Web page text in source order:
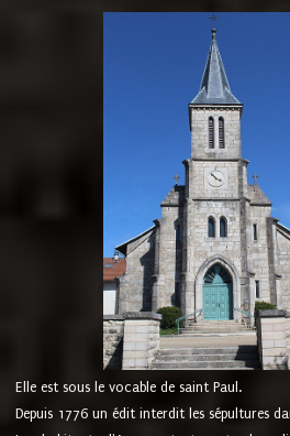
Elle est sous le vocable de saint Paul.
Depuis 1776 un édit interdit les sépultures